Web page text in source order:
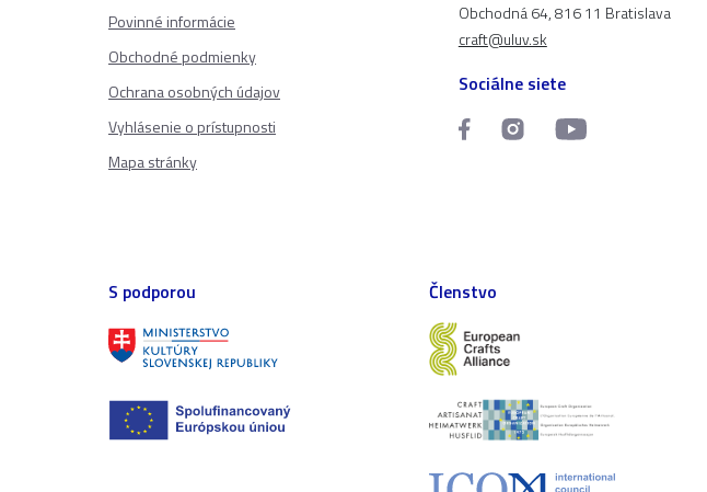
Povinné informácie
Obchodné podmienky
Ochrana osobných údajov
Vyhlásenie o prístupnosti
Mapa stránky
Obchodná 64, 816 11 Bratislava
craft@uluv.sk
Sociálne siete
S podporou Členstvo